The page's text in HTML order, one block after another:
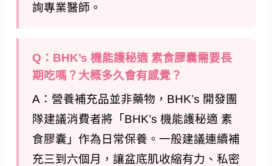
詢專業醫師。
Q：BHK’s 機能護秘適 素食膠囊需要長
期吃嗎？大概多久會有感覺？
A：營養補充品並非藥物，BHK’s 開發團
隊建議消費者將「BHK’s 機能護秘適 素
食膠囊」作為日常保養。一般建議連續補
充三到六個月，讓盆底肌收縮有力、私密